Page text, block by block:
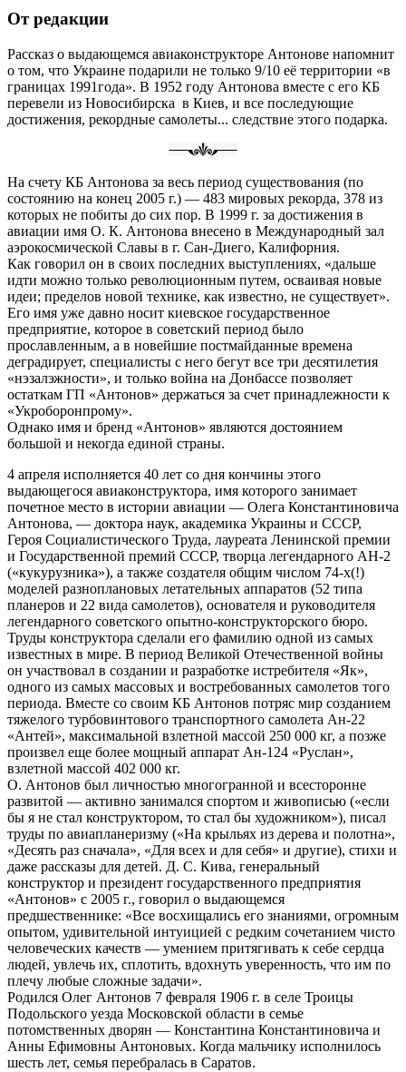
От редакции
Рассказ о выдающемся авиаконструкторе Антонове напомнит
о том, что Украине подарили не только 9/10 её территории «в
границах 1991года». В 1952 году Антонова вместе с его КБ
перевели из Новосибирска в Киев, и все последующие
достижения, рекордные самолеты... следствие этого подарка.
На счету КБ Антонова за весь период существования (по
состоянию на конец 2005 г.) — 483 мировых рекорда, 378 из
которых не побиты до сих пор. В 1999 г. за достижения в
авиации имя О. К. Антонова внесено в Международный зал
аэрокосмической Славы в г. Сан-Диего, Калифорния.
Как говорил он в своих последних выступлениях, «дальше
идти можно только революционным путем, осваивая новые
идеи; пределов новой технике, как известно, не существует».
Его имя уже давно носит киевское государственное
предприятие, которое в советский период было
прославленным, а в новейшие постмайданные времена
деградирует, специалисты с него бегут все три десятилетия
«нэзалэжности», и только война на Донбассе позволяет
остаткам ГП «Антонов» держаться за счет принадлежности к
«Укроборонпрому».
Однако имя и бренд «Антонов» являются достоянием
большой и некогда единой страны.
4 апреля исполняется 40 лет со дня кончины этого
выдающегося авиаконструктора, имя которого занимает
почетное место в истории авиации — Олега Константиновича
Антонова, — доктора наук, академика Украины и СССР,
Героя Социалистического Труда, лауреата Ленинской премии
и Государственной премий СССР, творца легендарного АН-2
(«кукурузника»), а также создателя общим числом 74-х(!)
моделей разноплановых летательных аппаратов (52 типа
планеров и 22 вида самолетов), основателя и руководителя
легендарного советского опытно-конструкторского бюро.
Труды конструктора сделали его фамилию одной из самых
известных в мире. В период Великой Отечественной войны
он участвовал в создании и разработке истребителя «Як»,
одного из самых массовых и востребованных самолетов того
периода. Вместе со своим КБ Антонов потряс мир созданием
тяжелого турбовинтового транспортного самолета Ан-22
«Антей», максимальной взлетной массой 250 000 кг, а позже
произвел еще более мощный аппарат Ан-124 «Руслан»,
взлетной массой 402 000 кг.
О. Антонов был личностью многогранной и всесторонне
развитой — активно занимался спортом и живописью («если
бы я не стал конструктором, то стал бы художником»), писал
труды по авиапланеризму («На крыльях из дерева и полотна»,
«Десять раз сначала», «Для всех и для себя» и другие), стихи и
даже рассказы для детей. Д. С. Кива, генеральный
конструктор и президент государственного предприятия
«Антонов» с 2005 г., говорил о выдающемся
предшественнике: «Все восхищались его знаниями, огромным
опытом, удивительной интуицией с редким сочетанием чисто
человеческих качеств — умением притягивать к себе сердца
людей, увлечь их, сплотить, вдохнуть уверенность, что им по
плечу любые сложные задачи».
Родился Олег Антонов 7 февраля 1906 г. в селе Троицы
Подольского уезда Московской области в семье
потомственных дворян — Константина Константиновича и
Анны Ефимовны Антоновых. Когда мальчику исполнилось
шесть лет, семья перебралась в Саратов.